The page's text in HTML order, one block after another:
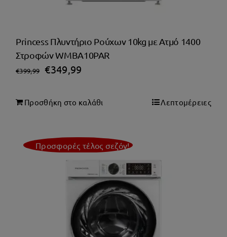
Princess Πλυντήριο Ρούχων 10kg με Ατμό 1400
Στροφών WMBA10PAR
€399,99
Original
was:
€349,99
τιμή
€349,99.
Προσθήκη στο καλάθι Λεπτομέρειες
Προσφορές τέλος σεζόν!